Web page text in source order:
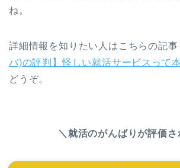
ね。
詳細情報を知りたい人はこちらの記事
バ)の評判】怪しい就活サービスって
どうぞ。
＼就活のがんばりが評価さ